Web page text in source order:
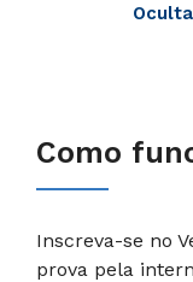
Como
Inscreva-se no
prova pela